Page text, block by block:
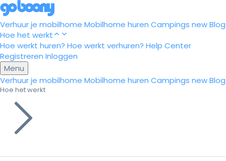
Verhuur je mobilhome Mobilhome huren Campings newBlog
Hoe het werkt
Hoe werkt huren? Hoe werkt verhuren? Help Center
Registreren Inloggen
Menu
Verhuur je mobilhome Mobilhome huren Campings newBlog
Hoe het werkt